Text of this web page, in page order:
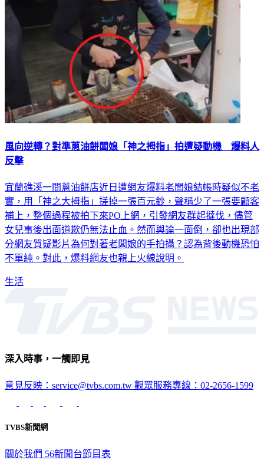
風向逆轉？對準蔥油餅闆娘「神之拇指」拍遭疑動機 爆料人
反擊
宜蘭礁溪一間蔥油餅店近日遭網友爆料老闆娘結帳時疑似不老
實，用「神之大拇指」搓掉一張百元鈔，聲稱少了一張要顧客
補上，整個過程被拍下來PO上網，引發網友群起撻伐，儘管
女兒事後出面道歉仍無法止血。然而輿論一面倒，卻也出現部
分網友質疑影片為何對著老闆娘的手拍攝？認為背後動機恐怕
不單純。對此，爆料網友也親上火線說明。
生活
深入時事，一觸即見
意見反映：service@tvbs.com.tw 觀眾服務專線：02-2656-1599
TVBS新聞網
關於我們 56新聞台節目表